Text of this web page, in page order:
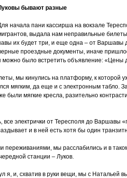
бывают разные
начала пани кассирша на вокзале
выдала нам неправильные
их будет три, и еще одна – от
проездные документы, иначе
было встретить объявление: «Цены
мы кинулись на платформу, к которой
мягким, да еще и с электронным табло.
были мягкие кресла, разительно
все электрички от Тересполя до
и в ней есть хотя бы один
мы расслабились и в таком
станции – Луков.
я, и, схватив в руки вещи, мы с Натальей